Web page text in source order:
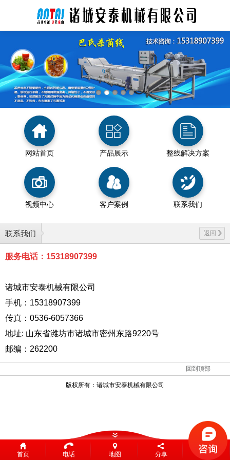
网站首页 产品展示 整线解决方案
视频中心 客户案例 联系我们
联系我们 返回
服务电话：15318907399
诸城市安泰机械有限公司
手机：15318907399
传真：0536-6057366
地址: 山东省潍坊市诸城市密州东路9220号
邮编：262200
回到顶部
版权所有： 诸城市安泰机械有限公司
首页 电话 地图 分享 留言